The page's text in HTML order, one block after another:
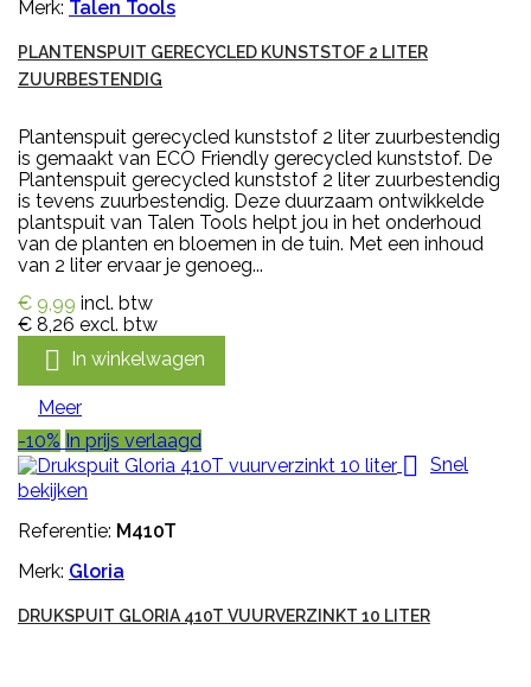
Merk: Talen Tools
PLANTENSPUIT GERECYCLED KUNSTSTOF 2 LITER
ZUURBESTENDIG
Plantenspuit gerecycled kunststof 2 liter zuurbestendig
is gemaakt van ECO Friendly gerecycled kunststof. De
Plantenspuit gerecycled kunststof 2 liter zuurbestendig
is tevens zuurbestendig. Deze duurzaam ontwikkelde
plantspuit van Talen Tools helpt jou in het onderhoud
van de planten en bloemen in de tuin. Met een inhoud
van 2 liter ervaar je genoeg...
€ 9,99 incl. btw
€ 8,26 excl. btw
 In winkelwagen
Meer
-10% In prijs verlaagd
 Snel
bekijken
Referentie: M410T
Merk: Gloria
DRUKSPUIT GLORIA 410T VUURVERZINKT 10 LITER